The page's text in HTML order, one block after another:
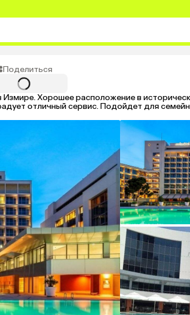
Поделиться
Хорошее расположение в
отличный сервис. Подойдет для